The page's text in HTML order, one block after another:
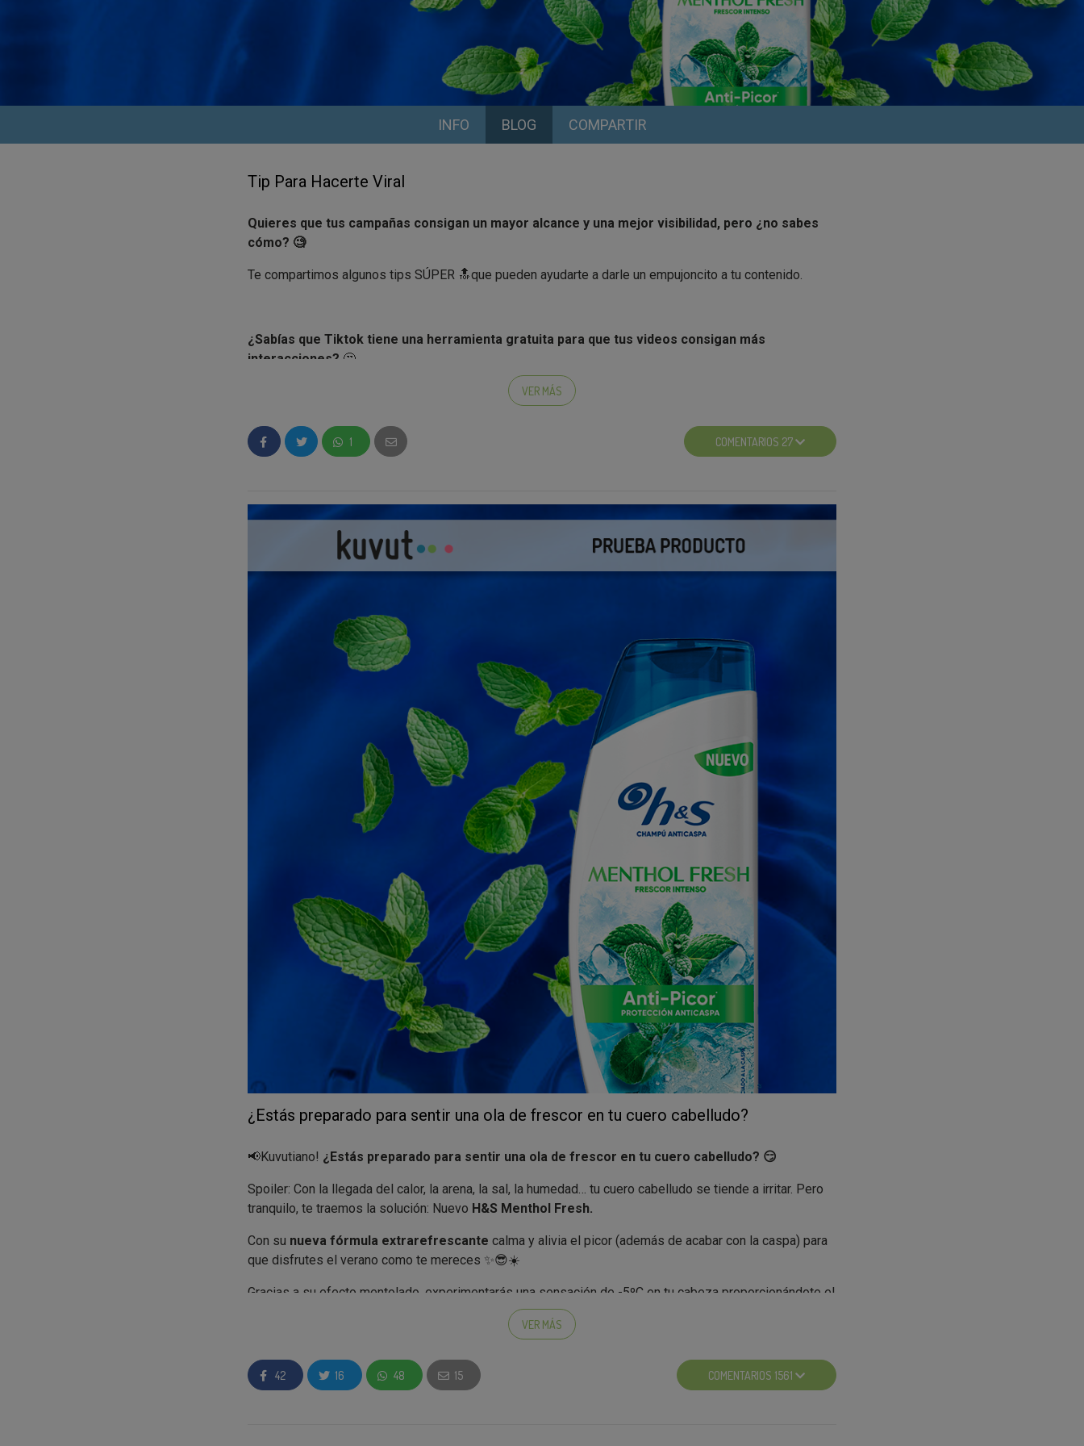
INFO BLOG COMPARTIR
Tip Para Hacerte Viral
Quieres que tus campañas consigan un mayor alcance y una mejor visibilidad, pero ¿no sabes
cómo? 🧐
Te compartimos algunos tips SÚPER 🔝que pueden ayudarte a darle un empujoncito a tu contenido.
¿Sabías que Tiktok tiene una herramienta gratuita para que tus videos consigan más
interacciones? 🤔
Creators Search Insight , y es una plataforma que te ayuda a ver qué
tendencias pueden encajar con tus videos para que la plataforma los visibilice más.
Si no tenías ni idea de que se trata… No te preocupes aquí te dejamos unos videos que te lo explican y
unos ejemplos para que puedas hacerlo con esta campaña. 😉
👉🏼Aprende en sólo un minuto qué es Creator Search Insight y cómo usarlo:
👉🏼¡Otros Tips que pueden servirte para hacer que tu contenido sea lo más!: 4 Tips para ser viral
Estas son algunas palabras y ejemplos que podrían servirte para usar el Creator Search
Insight en esta campaña:
Como habrás visto, se necesitan algunas palabras clave para poder acceder desde la 🔍a las tendencias
que más se adaptan a nuestra campaña. Aquí te compartimos algunas palabras clave y sus resultados
para que puedan servirte de inspiración.
que dentro de cada tendencia, te recomiendan
que puedes utilizar aparte de los
necesarios en este campaña ¡¡Para darle ese empujón que quieres a tus videos!!🔥
También te recomendamos que
si vas a subir el video a varias plataformas lo hagas primero
desde Tiktokpara que este no piense que es un video reutilizado y le dé más visibilidad.
VER MÁS
1 COMENTARIOS 27
¿Estás preparado para sentir una ola de frescor en tu cuero cabelludo?
📢Kuvutiano! ¿Estás preparado para sentir una ola de frescor en tu cuero cabelludo? 😏
Spoiler: Con la llegada del calor, la arena, la sal, la humedad… tu cuero cabelludo se tiende a irritar. Pero
tranquilo, te traemos la solución: Nuevo H&S Menthol Fresh.
Con su nueva fórmula extrarefrescante calma y alivia el picor (además de acabar con la caspa) para
que disfrutes el verano como te mereces ✨😎☀️
Gracias a su efecto mentolado, experimentarás una sensación de -5ºC en tu cabeza proporcionándote el
efecto calmante inmediato que tu cuero cabelludo pide a gritos cuando el calor aprieta.
Si eres elegido como embajador, recibirás:
VER MÁS
42 16 48 15 COMENTARIOS 1561